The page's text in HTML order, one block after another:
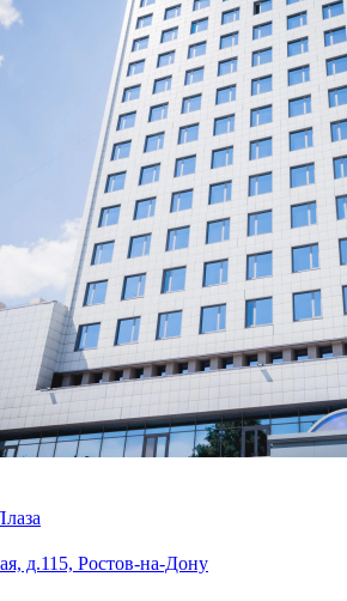
д.115, Ростов-на-Дону